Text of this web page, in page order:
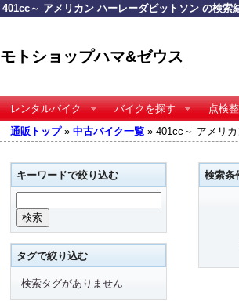
401cc～ アメリカン ハーレーダビットソン の検索
モトショップハマ&ゼウス
レンタルバイク バイクを探す 点検
通販トップ» 中古バイク一覧 » 401cc～ アメリ
検索条
キーワードで絞り込む
タグで絞り込む
検索タグがありません